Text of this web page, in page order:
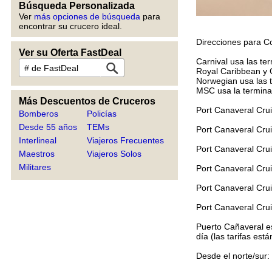
Búsqueda Personalizada
Ver más opciones de búsqueda para
encontrar su crucero ideal.
Ver su Oferta FastDeal
Más Descuentos de Cruceros
Bomberos
Desde 55 años
Interlineal
Maestros
Militares
Policías
TEMs
Viajeros Frecuentes
Viajeros Solos
Direcciones para
Carnival usa las
Royal Caribbean y
Norwegian usa las
MSC usa la
Port Canaveral
Port Canaveral
Port Canaveral
Port Canaveral
Port Canaveral
Port Canaveral
Puerto Cañaveral
día (las tarifas
Desde el norte/